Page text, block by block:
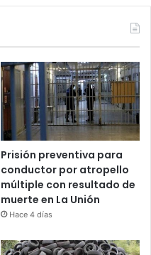
Prisión preventiva para
conductor por atropello
múltiple con resultado de
muerte en La Unión
Hace 4 días